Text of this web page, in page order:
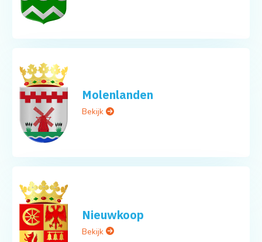
Molenlanden
Bekijk
Nieuwkoop
Bekijk